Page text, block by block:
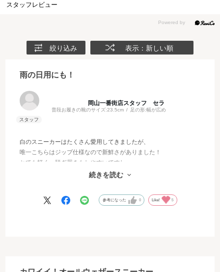
スタッフレビュー
絞り込み 表示：新しい順
雨の日用にも！
岡山一番街店スタッフ セラ
普段お履きの靴のサイズ:23.5cm 足の形:幅が広め
白のスニーカーはたくさん愛用してきましたが、
唯一こちらはジップ仕様なので新鮮さがありました！
とても軽く、脱ぎ履きもしやすいですし、
雨でも履ける素材なのはお出かけや旅行にも適していて
続きを読む
参考になった 0 Like! 5